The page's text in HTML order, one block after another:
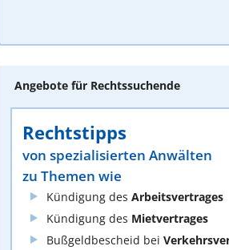
Angebote für Rechtssuchende
Rechtstipps
von spezialisierten Anwälten
zu Themen wie
Kündigung des Arbeitsvertrages
Kündigung des Mietvertrages
Bußgeldbescheid bei